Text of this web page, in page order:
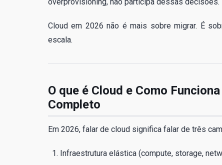
overprovisioning, não participa dessas decisões.
Cloud em 2026 não é mais sobre migrar. É
escala.
O que é Cloud e Como
Completo
Em 2026, falar de cloud significa falar de três
Infraestrutura elástica (compute, storage,